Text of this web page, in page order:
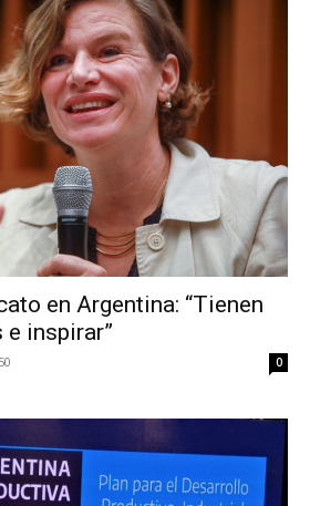
en Argentina: “Tienen
e inspirar”
0